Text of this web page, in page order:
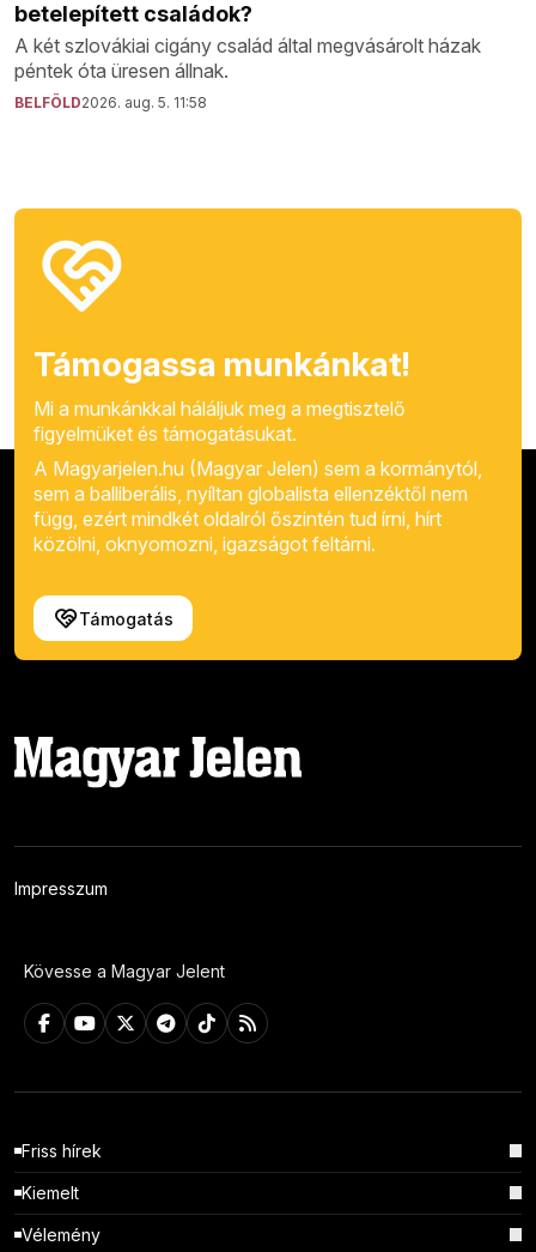
betelepített családok?
A két szlovákiai cigány család által megvásárolt házak
péntek óta üresen állnak.
BELFÖLD2026. aug. 5. 11:58
Támogassa munkánkat!
Mi a munkánkkal háláljuk meg a megtisztelő
figyelmüket és támogatásukat.
A Magyarjelen.hu (Magyar Jelen) sem a kormánytól,
sem a balliberális, nyíltan globalista ellenzéktől nem
függ, ezért mindkét oldalról őszintén tud írni, hírt
közölni, oknyomozni, igazságot feltárni.
Támogatás
Impresszum
Kövesse a Magyar Jelent
Friss hírek
Kiemelt
Vélemény